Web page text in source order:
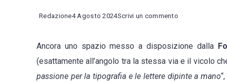
Redazione4 Agosto 2024Scrivi un commento
nuova
bottega
lungo
Ancora uno spazio messo a disposizione dalla
(esattamente all’angolo tra la stessa via e il vicolo
passione per la tipografia e le lettere dipinte a mano